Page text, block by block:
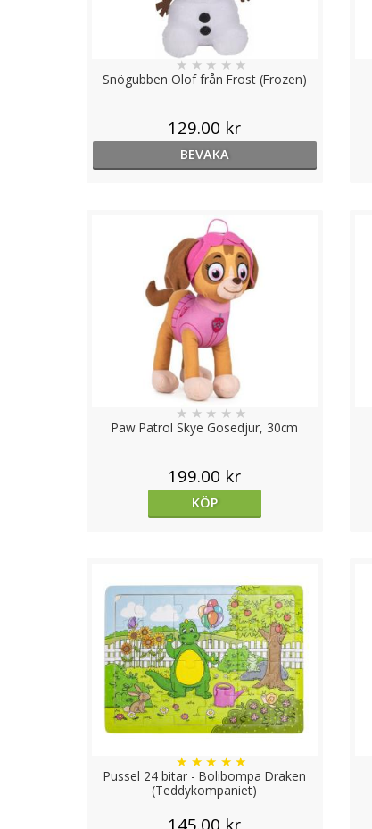
Snögubben Olof från Frost (Frozen)
★ ★ ★ ★ ★
129.00 kr
BEVAKA
Paw Patrol Skye Gosedjur, 30cm
★ ★ ★ ★ ★
199.00 kr
KÖP
Pussel 24 bitar - Bolibompa Draken
(Teddykompaniet)
★ ★ ★ ★ ★
145.00 kr